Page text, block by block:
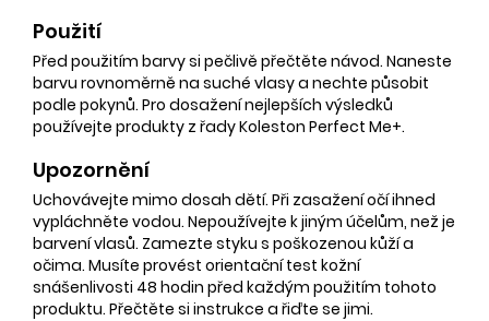
Použití
Před použitím barvy si pečlivě přečtěte návod. Naneste
barvu rovnoměrně na suché vlasy a nechte působit
podle pokynů. Pro dosažení nejlepších výsledků
používejte produkty z řady Koleston Perfect Me+.
Upozornění
Uchovávejte mimo dosah dětí. Při zasažení očí ihned
vypláchněte vodou. Nepoužívejte k jiným účelům, než je
barvení vlasů. Zamezte styku s poškozenou kůží a
očima. Musíte provést orientační test kožní
snášenlivosti 48 hodin před každým použitím tohoto
produktu. Přečtěte si instrukce a řiďte se jimi.